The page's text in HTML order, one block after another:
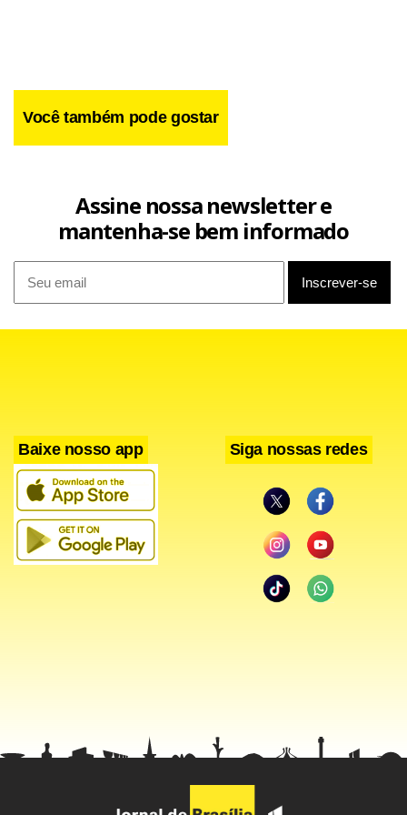
Você também pode gostar
Assine nossa newsletter e
mantenha-se bem informado
Baixe nosso app Siga nossas redes